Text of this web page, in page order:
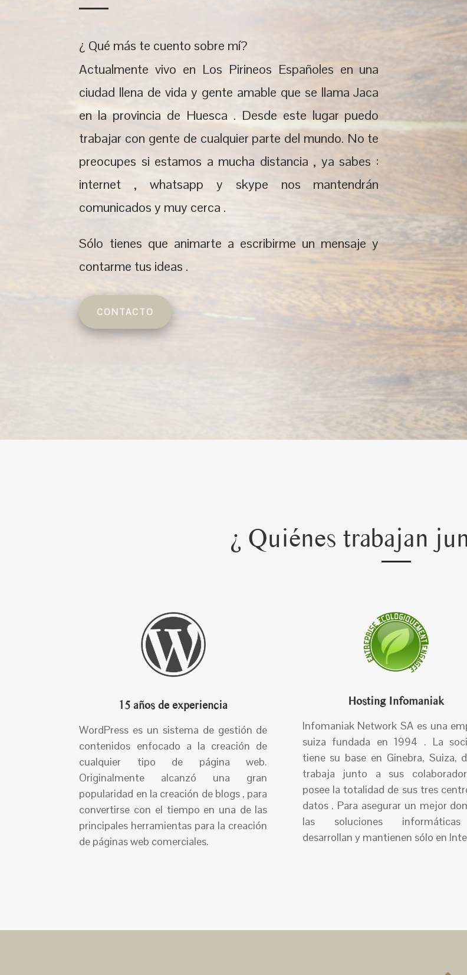
¿ Qué más te cuento sobre mí?
Actualmente vivo en Los Pirineos Españoles en una
ciudad llena de vida y gente amable que se llama Jaca
en la provincia de Huesca . Desde este lugar puedo
trabajar con gente de cualquier parte del mundo. No te
preocupes si estamos a mucha distancia , ya sabes :
internet , whatsapp y skype nos mantendrán
comunicados y muy cerca .
Sólo tienes que animarte a escribirme un mensaje y
contarme tus ideas .
CONTACTO
¿ Quiénes trabajan
15 años de experiencia
WordPress es un sistema de gestión de
contenidos enfocado a la creación de
cualquier tipo de página web.
Originalmente alcanzó una gran
popularidad en la creación de blogs , para
convertirse con el tiempo en una de las
principales herramientas para la creación
de páginas web comerciales.
Hosting Infomaniak
Infomaniak Network SA es una
suiza fundada en 1994 . La
tiene su base en Ginebra, Suiza,
trabaja junto a sus
posee la totalidad de sus tres
datos . Para asegurar un mejor
las soluciones
desarrollan y mantienen sólo en